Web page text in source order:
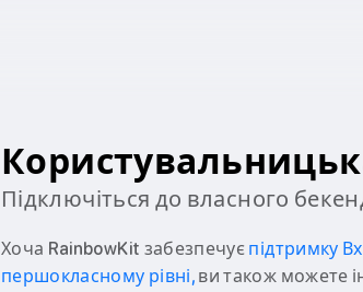
Підключіться до власного
Хоча RainbowKit забезпечує підтримку
першокласному рівні, ви також можете